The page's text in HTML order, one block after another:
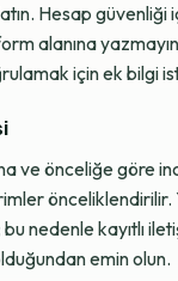
Hesap güvenliği
alanına
için ek bilgi
ve önceliğe göre
önceliklendirilir.
nedenle kayıtlı
emin olun.